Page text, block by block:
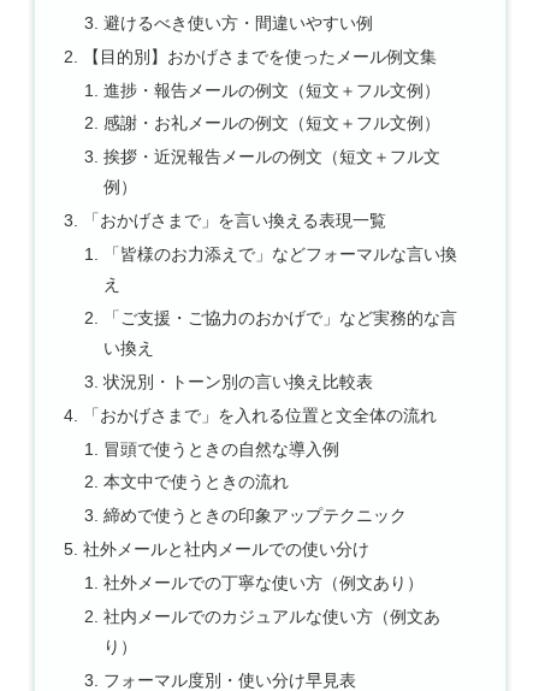
避けるべき使い方・間違いやすい例
【目的別】おかげさまでを使ったメール例文集
進捗・報告メールの例文（短文＋フル文例）
感謝・お礼メールの例文（短文＋フル文例）
挨拶・近況報告メールの例文（短文＋フル文
例）
「おかげさまで」を言い換える表現一覧
「皆様のお力添えで」などフォーマルな言い換
え
「ご支援・ご協力のおかげで」など実務的な言
い換え
状況別・トーン別の言い換え比較表
「おかげさまで」を入れる位置と文全体の流れ
冒頭で使うときの自然な導入例
本文中で使うときの流れ
締めで使うときの印象アップテクニック
社外メールと社内メールでの使い分け
社外メールでの丁寧な使い方（例文あり）
社内メールでのカジュアルな使い方（例文あ
り）
フォーマル度別・使い分け早見表